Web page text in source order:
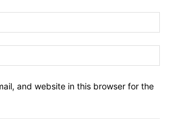
and website in this browser for the